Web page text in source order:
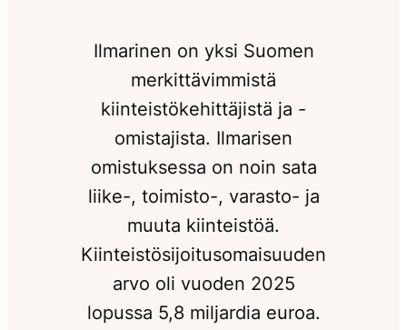
Ilmarinen on yksi Suomen
merkittävimmistä
kiinteistökehittäjistä ja -
omistajista. Ilmarisen
omistuksessa on noin sata
liike-, toimisto-, varasto- ja
muuta kiinteistöä.
Kiinteistösijoitusomaisuuden
arvo oli vuoden 2025
lopussa 5,8 miljardia euroa.